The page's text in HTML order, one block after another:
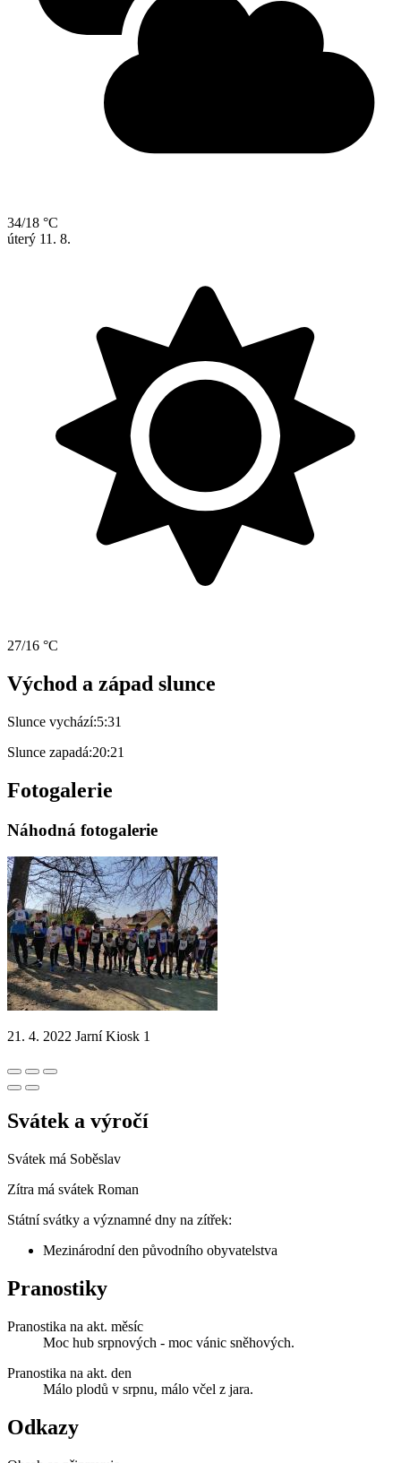
34/18 °C
úterý 11. 8.
27/16 °C
Východ a západ slunce
Slunce vychází:5:31
Slunce zapadá:20:21
Fotogalerie
Náhodná fotogalerie
21. 4. 2022 Jarní Kiosk 1
Svátek a výročí
Svátek má Soběslav
Zítra má svátek Roman
Státní svátky a významné dny na zítřek:
Mezinárodní den původního obyvatelstva
Pranostiky
Pranostika na akt. měsíc
Moc hub srpnových - moc vánic sněhových.
Pranostika na akt. den
Málo plodů v srpnu, málo včel z jara.
Odkazy